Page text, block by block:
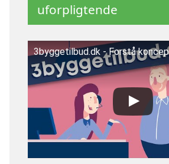
uforpligtende
3byggetilbud.dk - Forstå